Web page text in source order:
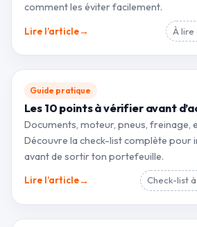
comment les éviter facilement.
Lire l’article→ À lire
Guide pratique
Les 10 points à vérifier avant
Documents, moteur, pneus, freinage,
Découvre la check-list complète pour
avant de sortir ton portefeuille.
Lire l’article→ Check-list